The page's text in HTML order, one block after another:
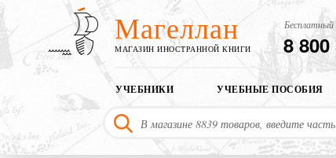
Магеллан
МАГАЗИН ИНОСТРАННОЙ КНИГИ
Бесплатный
8 800
УЧЕБНИКИ УЧЕБНЫЕ ПОСОБИЯ